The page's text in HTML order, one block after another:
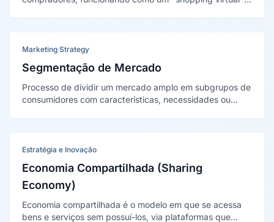
Marketing Strategy
Segmentação de Mercado
Processo de dividir um mercado amplo em subgrupos de
consumidores com características, necessidades ou
Estratégia e Inovação
Economia Compartilhada (Sharing
Economy)
Economia compartilhada é o modelo em que se acessa
bens e serviços sem possuí-los, via plataformas que